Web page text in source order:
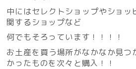
中にはセレクトショップやショッ
関するショップなど
何でもそろっています！！！！
お土産を買う場所がなかなか見つ
かったものを次々と購入！！